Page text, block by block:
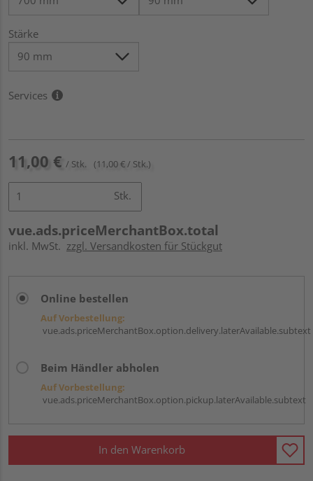
Stärke
Services
11,00 € / Stk. (11,00 € / Stk.)
Stk.
vue.ads.priceMerchantBox.total
inkl. MwSt. zzgl. Versandkosten für Stückgut
Online bestellen
Auf Vorbestellung:
vue.ads.priceMerchantBox.option.delivery.laterAvailable.subtext
Beim Händler abholen
Auf Vorbestellung:
vue.ads.priceMerchantBox.option.pickup.laterAvailable.subtext
In den Warenkorb